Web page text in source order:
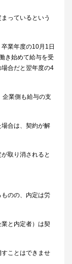
っているという
業年度の10月1日
き始めて給与を受
合だと翌年度の4
業側も給与の支
合は、契約が解
取り消されると
のの、内定は労
と内定者）は契
ことはできませ